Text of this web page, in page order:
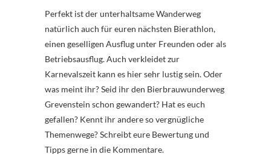
Perfekt ist der unterhaltsame Wanderweg
natürlich auch für euren nächsten Bierathlon,
einen geselligen Ausflug unter Freunden oder als
Betriebsausflug. Auch verkleidet zur
Karnevalszeit kann es hier sehr lustig sein. Oder
was meint ihr? Seid ihr den Bierbrauwunderweg
Grevenstein schon gewandert? Hat es euch
gefallen? Kennt ihr andere so vergnügliche
Themenwege? Schreibt eure Bewertung und
Tipps gerne in die Kommentare.